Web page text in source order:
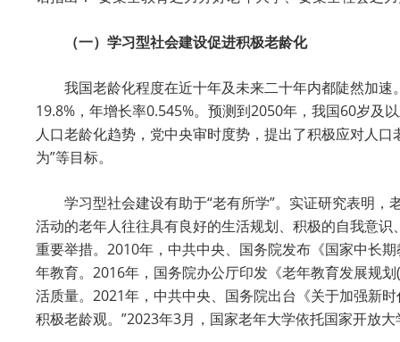
（一）学习型社会建设促进积极老龄化
我国老龄化程度在近十年及未来二十年内都陡然加
19.8%，年增长率0.545%。预测到2050年，我国60岁及
人口老龄化趋势，党中央审时度势，提出了积极应对人
为”等目标。
学习型社会建设有助于“老有所学”。实证研究表明
活动的老年人往往具有良好的生活规划、积极的自我意
重要举措。2010年，中共中央、国务院发布《国家中长
年教育。2016年，国务院办公厅印发《老年教育发展规
活质量。2021年，中共中央、国务院出台《关于加强新
积极老龄观。”2023年3月，国家老年大学依托国家开放